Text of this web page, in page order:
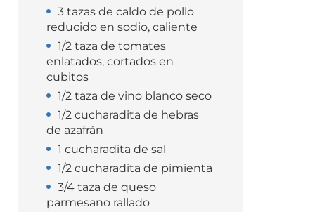
3 tazas de caldo de pollo
reducido en sodio, caliente
1/2 taza de tomates
enlatados, cortados en
cubitos
1/2 taza de vino blanco seco
1/2 cucharadita de hebras
de azafrán
1 cucharadita de sal
1/2 cucharadita de pimienta
3/4 taza de queso
parmesano rallado